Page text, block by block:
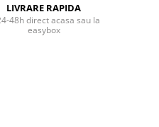
LIVRARE RAPIDA
48h direct acasa sau la
easybox